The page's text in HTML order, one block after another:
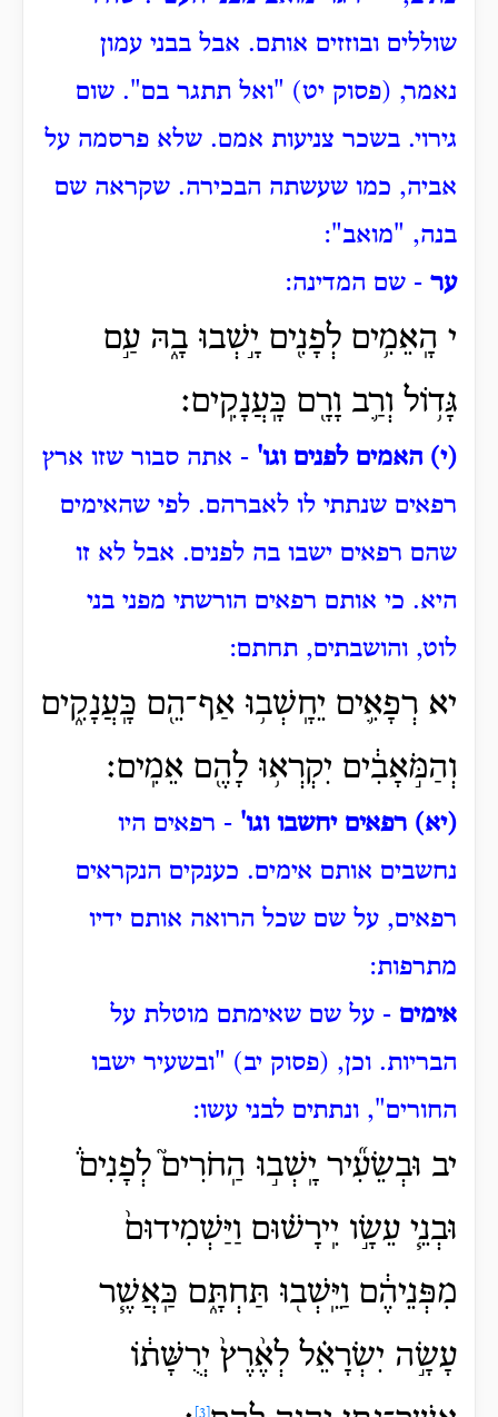
שוללים ובוזזים אותם. אבל בבני עמון
נאמר, (פסוק יט) "ואל תתגר בם". שום
גירוי. בשכר צניעות אמם. שלא פרסמה על
אביה, כמו שעשתה הבכירה. שקראה שם
בנה, "מואב":
ער - שם המדינה:
י הָֽאֵמִ֥ים לְפָנִ֖ים יָ֣שְׁבוּ בָ֑הּ עַ֣ם
גָּד֥וֹל וְרַ֛ב וָרָ֖ם כָּֽעֲנָקִֽים׃
(י) האמים לפנים וגו' - אתה סבור שזו ארץ
רפאים שנתתי לו לאברהם. לפי שהאימים
שהם רפאים ישבו בה לפנים. אבל לא זו
היא. כי אותם רפאים הורשתי מפני בני
לוט, והושבתים, תחתם:
יא רְפָאִ֛ים יֵחָֽשְׁב֥וּ אַף־הֵ֖ם כָּֽעֲנָקִ֑ים
וְהַמֹּ֣אָבִ֔ים יִקְרְא֥וּ לָהֶ֖ם אֵמִֽים׃
(יא) רפאים יחשבו וגו' - רפאים היו
נחשבים אותם אימים. כענקים הנקראים
רפאים, על שם שכל הרואה אותם ידיו
מתרפות:
אימים - על שם שאימתם מוטלת על
הבריות. וכן, (פסוק יב) "ובשעיר ישבו
החורים", ונתתים לבני עשו:
יב וּבְשֵׂעִ֞יר יָֽשְׁב֣וּ הַֽחֹרִים֮ לְפָנִים֒
וּבְנֵ֧י עֵשָׂ֣ו יִֽירָשׁ֗וּם וַיַּשְׁמִידוּם֙
מִפְּנֵיהֶ֔ם וַיֵּֽשְׁב֖וּ תַּחְתָּ֑ם כַּֽאֲשֶׁ֧ר
עָשָׂ֣ה יִשְׂרָאֵ֗ל לְאֶ֨רֶץ֙ יְרֻשָּׁת֔וֹ